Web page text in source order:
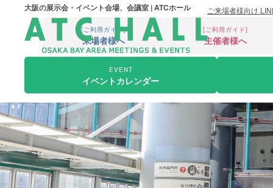
大阪の展示会・イベント会場、会議室 | ATCホール ご来場者様向け
[ご利用ガイド]
来場者様へ
[ご利用ガイド]
主催者様へ
EVENT
イベントカレンダー